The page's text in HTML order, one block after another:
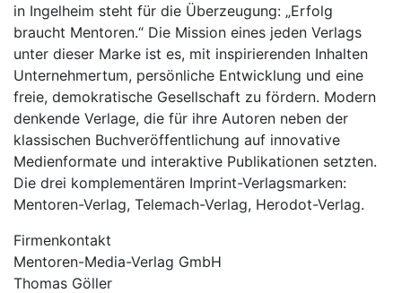
in Ingelheim steht für die Überzeugung: „Erfolg
braucht Mentoren.“ Die Mission eines jeden Verlags
unter dieser Marke ist es, mit inspirierenden Inhalten
Unternehmertum, persönliche Entwicklung und eine
freie, demokratische Gesellschaft zu fördern. Modern
denkende Verlage, die für ihre Autoren neben der
klassischen Buchveröffentlichung auf innovative
Medienformate und interaktive Publikationen setzten.
Die drei komplementären Imprint-Verlagsmarken:
Mentoren-Verlag, Telemach-Verlag, Herodot-Verlag.
Firmenkontakt
Mentoren-Media-Verlag GmbH
Thomas Göller